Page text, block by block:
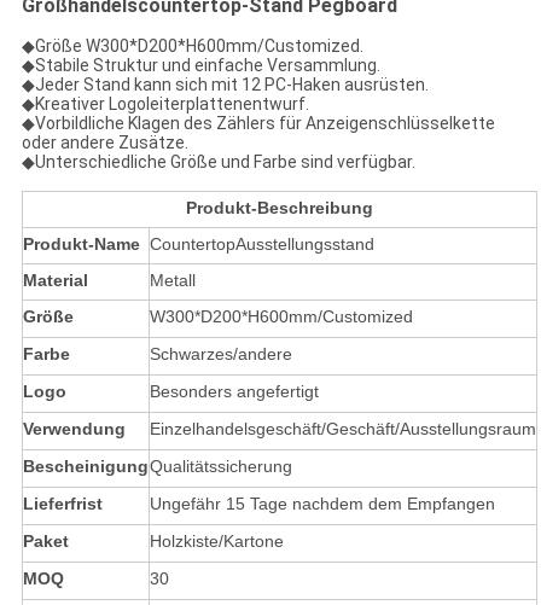
Großhandelscountertop-Stand Pegboard
◆Größe W300*D200*H600mm/Customized.
◆Stabile Struktur und einfache Versammlung.
◆Jeder Stand kann sich mit 12 PC-Haken ausrüsten.
◆Kreativer Logoleiterplattenentwurf.
◆Vorbildliche Klagen des Zählers für Anzeigenschlüsselkette
oder andere Zusätze.
◆Unterschiedliche Größe und Farbe sind verfügbar.
Produkt-Beschreibung
Produkt-Name CountertopAusstellungsstand
Material
Metall
Größe
W300*D200*H600mm/Customized
Farbe
Schwarzes/andere
Logo
Besonders angefertigt
Verwendung
Einzelhandelsgeschäft/Geschäft/Ausstellungsraum
BescheinigungQualitätssicherung
Lieferfrist
Ungefähr 15 Tage nachdem dem Empfangen
Paket
Holzkiste/Kartone
MOQ
30